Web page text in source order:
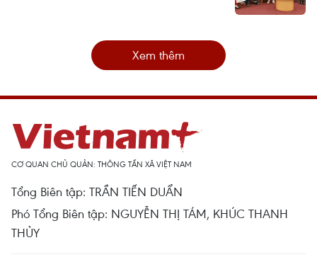
Xem thêm
CƠ QUAN CHỦ QUẢN: THÔNG TẤN XÃ VIỆT NAM
Tổng Biên tập: TRẦN TIẾN DUẨN
Phó Tổng Biên tập: NGUYỄN THỊ TÁM, KHÚC THANH
THỦY